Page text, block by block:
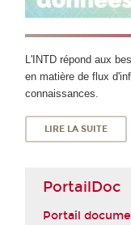
L'INTD répond aux
en matière de flux
connaissances.
LIRE LA SUITE
PortailDoc
Portail